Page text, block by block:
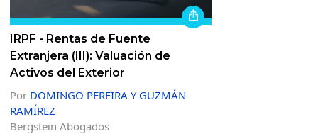
IRPF - Rentas de Fuente
Extranjera (III): Valuación de
Activos del Exterior
Por DOMINGO PEREIRA Y GUZMÁN
RAMÍREZ
Bergstein Abogados